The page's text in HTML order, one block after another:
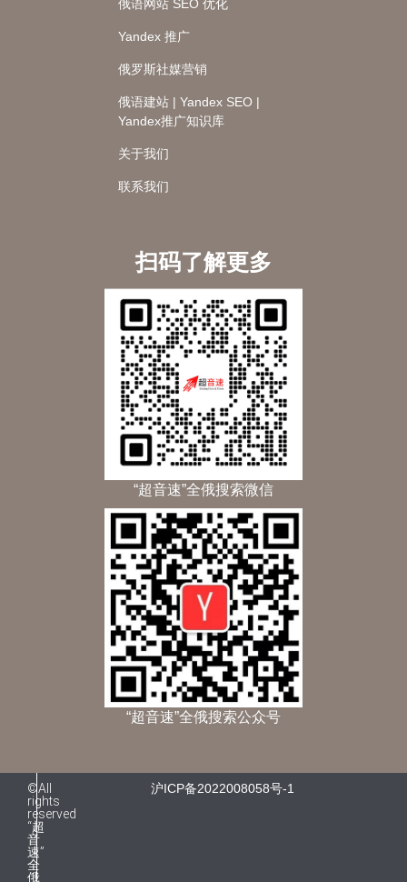
俄语网站 SEO 优化
Yandex 推广
俄罗斯社媒营销
俄语建站 | Yandex SEO |
Yandex推广知识库
关于我们
联系我们
扫码了解更多
“超音速”全俄搜索微信
“超音速”全俄搜索公众号
©All
rights
reserved
“超
音
速”
全
俄
沪ICP备2022008058号-1